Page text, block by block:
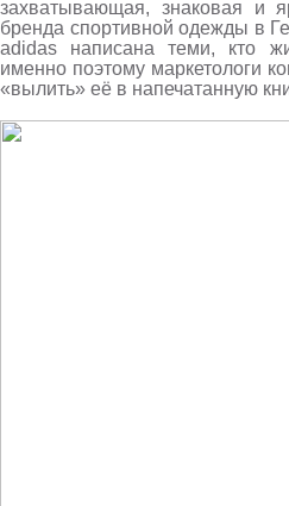
захватывающая, знаковая и
бренда спортивной одежды в
adidas написана теми, кто
именно поэтому маркетологи
«вылить» её в напечатанную